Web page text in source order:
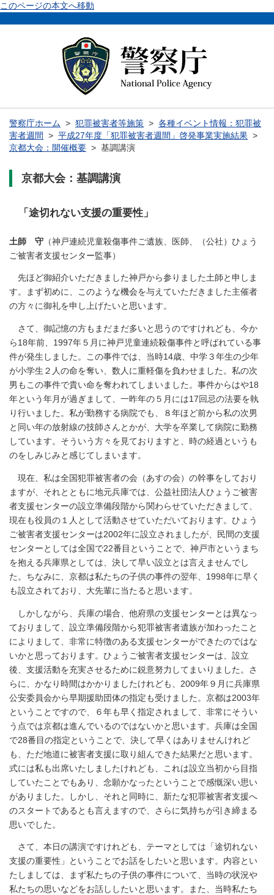
このページの本文へ移動
警察庁ホーム > 犯罪被害者等施策 > 各種イベント情報：犯罪被
害者週間
> 平成27年度「犯罪被害者週間」啓発事業実施結果 >
京都大会：開催概要 > 基調講演
京都大会：基調講演
「途切れない支援の重要性」
土師 守 （神戸連続児童殺傷事件ご遺族、医師、（公社）ひょう
ご被害者支援センター監事）
先ほど御紹介いただきました神戸から参りました土師と申しま
す。まず初めに、このような機会を与えていただきました主催者
の方々に御礼を申し上げたいと思います。
さて、御記憶の方もまだまだ多いと思うのですけれども、今か
ら18年前、1997年５月に神戸児童連続殺傷事件と呼ばれている事
件が発生しました。この事件では、当時14歳、中学３年生の少年
が小学生２人の命を奪い、数人に重軽傷を負わせました。私の次
男もこの事件で貴い命を奪われてしまいました。事件からはや18
年という年月が過ぎまして、一昨年の５月には17回忌の法要を執
り行いました。私が勤務する病院でも、８年ほど前から私の次男
と同い年の放射線の技師さんとかが、大学を卒業して病院に勤務
しています。そういう方々を見ておりますと、時の経過というも
のをしみじみと感じてしまいます。
現在、私は全国犯罪被害者の会（あすの会）の幹事をしており
ますが、それとともに地元兵庫では、公益社団法人ひょうご被害
者支援センターの設立準備段階から関わらせていただきまして、
現在も役員の１人として活動させていただいております。ひょう
ご被害者支援センターは2002年に設立されましたが、民間の支援
センターとしては全国で22番目ということで、神戸市というまち
を抱える兵庫県としては、決して早い設立とは言えませんでし
た。ちなみに、京都は私たちの子供の事件の翌年、1998年に早く
も設立されており、大先輩に当たると思います。
しかしながら、兵庫の場合、他府県の支援センターとは異なっ
ておりまして、設立準備段階から犯罪被害者遺族が加わったこと
によりまして、非常に特徴のある支援センターができたのではな
いかと思っております。ひょうご被害者支援センターは、設立
後、支援活動を充実させるために鋭意努力してまいりました。さ
らに、かなり時間はかかりましたけれども、2009年９月に兵庫県
公安委員会から早期援助団体の指定も受けました。京都は2003年
ということですので、６年も早く指定されまして、非常にそうい
う点では京都は進んでいるのではないかと思います。兵庫は全国
で28番目の指定ということで、決して早くはありませんけれど
も、ただ地道に被害者支援に取り組んできた結果だと思います。
式には私も出席いたしましたけれども、これは設立当初から目指
していたことでもあり、念願かなったということで感慨深い思い
がありました。しかし、それと同時に、新たな犯罪被害者支援へ
のスタートであるとも言えますので、さらに気持ちが引き締まる
思いでした。
さて、本日の講演ですけれども、テーマとしては「途切れない
支援の重要性」ということでお話をしたいと思います。内容とい
たしましては、まず私たちの子供の事件について、当時の状況や
私たちの思いなどをお話ししたいと思います。また、当時私たち